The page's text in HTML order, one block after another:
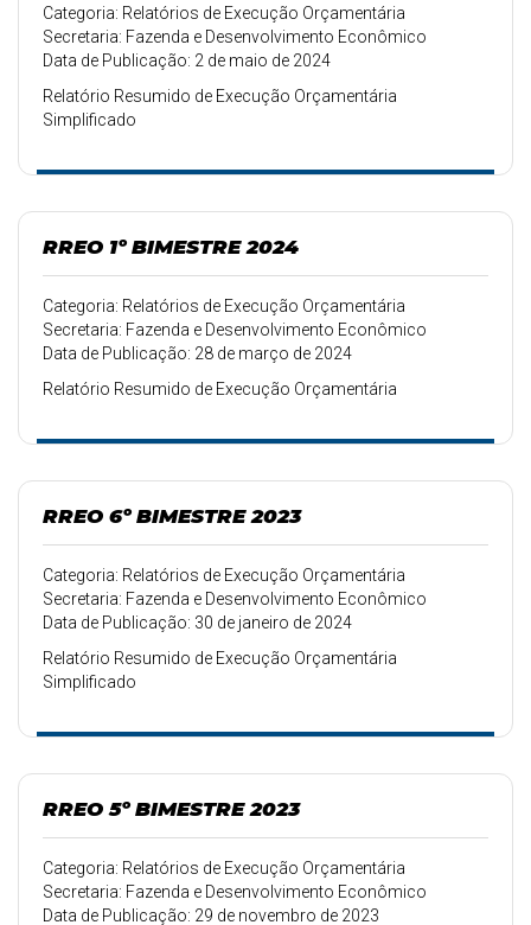
Categoria: Relatórios de Execução Orçamentária
Secretaria: Fazenda e Desenvolvimento Econômico
Data de Publicação: 2 de maio de 2024
Relatório Resumido de Execução Orçamentária
Simplificado
RREO 1º BIMESTRE 2024
Categoria: Relatórios de Execução Orçamentária
Secretaria: Fazenda e Desenvolvimento Econômico
Data de Publicação: 28 de março de 2024
Relatório Resumido de Execução Orçamentária
RREO 6º BIMESTRE 2023
Categoria: Relatórios de Execução Orçamentária
Secretaria: Fazenda e Desenvolvimento Econômico
Data de Publicação: 30 de janeiro de 2024
Relatório Resumido de Execução Orçamentária
Simplificado
RREO 5º BIMESTRE 2023
Categoria: Relatórios de Execução Orçamentária
Secretaria: Fazenda e Desenvolvimento Econômico
Data de Publicação: 29 de novembro de 2023